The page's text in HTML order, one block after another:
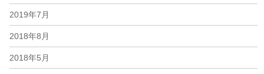
2019年7月
2018年8月
2018年5月